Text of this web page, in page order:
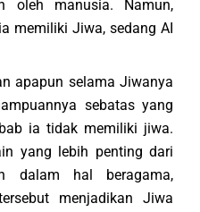
oleh manusia. Namun,
memiliki Jiwa, sedang AI
apapun selama Jiwanya
sebatas yang
ia tidak memiliki jiwa.
yang lebih penting dari
dalam hal beragama,
menjadikan Jiwa